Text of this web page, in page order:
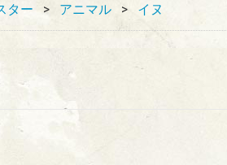
ター
アニマル イヌ